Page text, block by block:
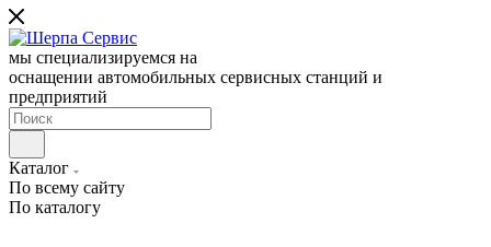
мы специализируемся на
оснащении автомобильных сервисных станций и
предприятий
Каталог
По всему сайту
По каталогу